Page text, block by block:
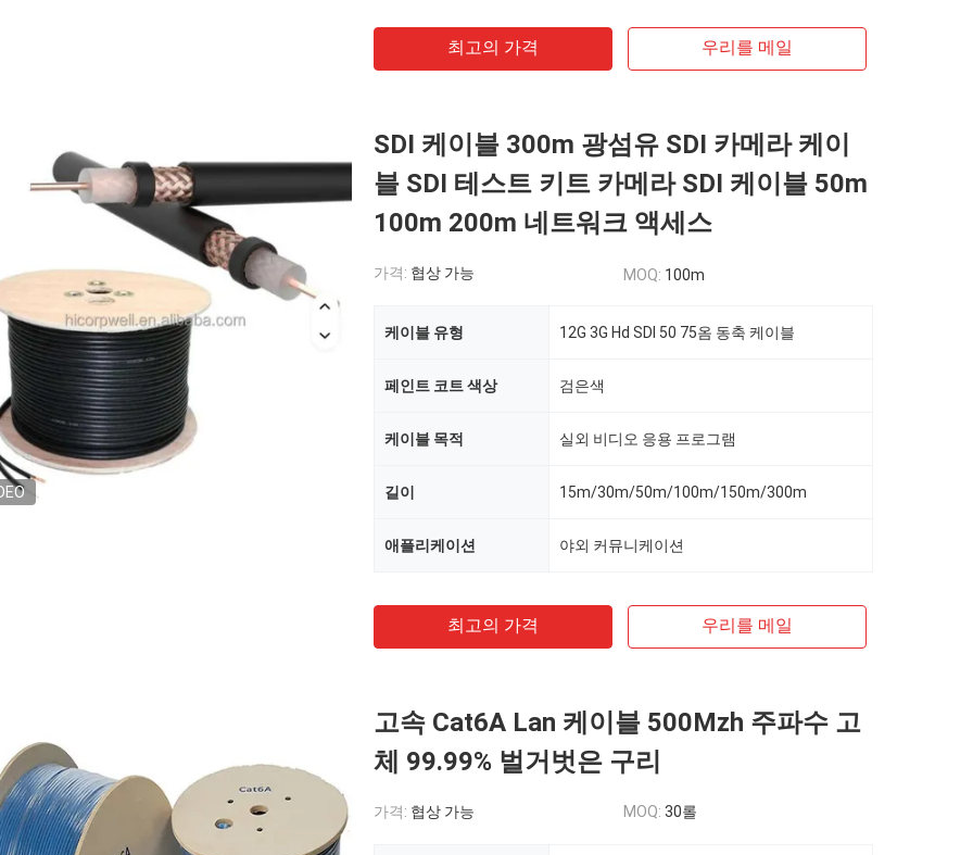
최고의 가격 우리를 메일
SDI 케이블 300m 광섬유 SDI 카메라 케이
블 SDI 테스트 키트 카메라 SDI 케이블 50m
100m 200m 네트워크 액세스
가격: 협상 가능 MOQ: 100m
케이블 유형 12G 3G Hd SDI 50 75옴 동축 케이블
페인트 코트 색상 검은색
케이블 목적 실외 비디오 응용 프로그램
길이 15m/30m/50m/100m/150m/300m
애플리케이션 야외 커뮤니케이션
최고의 가격 우리를 메일
고속 Cat6A Lan 케이블 500Mzh 주파수 고
체 99.99% 벌거벗은 구리
가격: 협상 가능 MOQ: 30롤